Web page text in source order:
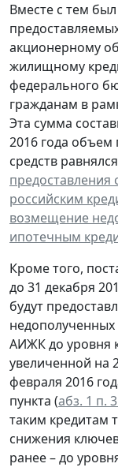
Вместе с тем
акционерному
жилищному
федерального
гражданам в
Эта сумма
2016 года объем
средств
предоставления
российским
возмещение
ипотечным
Кроме того,
до 31 декабря
будут
АИЖК до уровня
увеличенной на
февраля 2016
пункта (абз. 1 п.
таким кредитам
снижения
ранее – до